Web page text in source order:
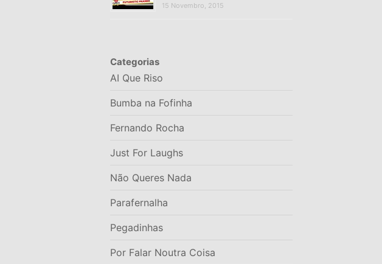
15 Novembro, 2015
Categorias
AI Que Riso
Bumba na Fofinha
Fernando Rocha
Just For Laughs
Não Queres Nada
Parafernalha
Pegadinhas
Por Falar Noutra Coisa